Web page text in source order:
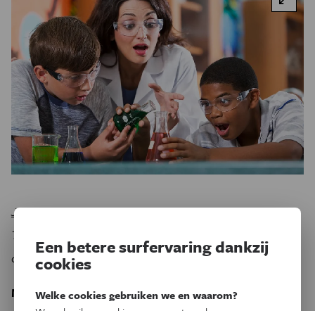
Jeroen Lavrijsenis onderzoekscoördinator van het
TALENT-project. Deze blog verschijnt ook
op
https://opgroeienblog.wordpress.com/ .
Meer weten?Lavrijsen, J., Tracey, T.J.G., Verachtert, P., De
Een betere surfervaring dankzij
cookies
Welke cookies gebruiken we en waarom?